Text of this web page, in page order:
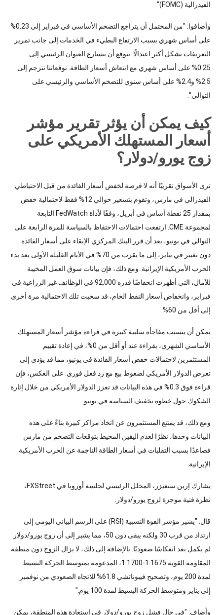
الفيدرالية (FOMC)".
وأضافوا: "من المحتمل أن يتراجع التضخم الأساسي في فبراير إلى 0.23%
على أساس شهري بسبب الارتفاع البطيء في الخدمات إلى جانب تمرير
التعريفات بشكل أكثر اعتدالًا. نتوقع أن يتسارع العنوان الرئيسي إلى
0.25% على أساس شهري مع انتعاش أسعار الطاقة. توقعاتنا تترجم إلى
2.5% و2.4% على أساس سنوي للتضخم الأساسي والرئيسي على
التوالي".
كيف يمكن أن يؤثر تقرير مؤشر
أسعار المستهلك الأمريكي على
زوج يورو/دولار؟
ترى الأسواق تقريبًا أنه لا فرصة لخفض أسعار الفائدة من قبل الاحتياطي
الفيدرالي في مارس، وتقوم بتسعير حوالي 12% فقط لاحتمالية خفض
بمقدار 25 نقطة أساس في أبريل، وفقًا لأداة FedWatch التابعة
لمجموعة CME. ارتفعت احتمالات الاحتفاظ بالسياسة للمرة الرابعة على
التوالي في يونيو، بعد أن قرر البنك المركزي الإبقاء على أسعار الفائدة
دون تغيير في يناير، إلى ما يقرب من 70% في الأيام القليلة الأولى بعد بدء
الحرب الأمريكية الإيرانية. ومع ذلك، فإن بيانات سوق العمل المخيبة
للآمال، التي أظهرت انخفاضًا قدره 92,000 في الوظائف غير الزراعية في
فبراير، وانخفاض أسعار النفط الخام، قد سحبت تلك الاحتمالية مرة أخرى
إلى أقل من 60%.
يمكن أن يتسبب مفاجأة سلبية كبيرة في قراءة مؤشر أسعار المستهلك
الأساسي الشهري، بقراءة عند أو أقل من 0%، في إعادة تقييم
المستثمرين لاحتمالات خفض أسعار الفائدة في يونيو، مما قد يؤدي إلى
تعرض الدولار الأمريكي لضغوط بيع مع رد فعل فوري. على العكس، فإن
قراءة فوق 0.3% في هذه البيانات قد تعزز الدولار الأمريكي من خلال إثارة
الشكوك حول خطوة تخفيف السياسة في يونيو.
ومع ذلك، قد يمتنع المستثمرون عن اتخاذ مراكز كبيرة بناءً على هذه
البيانات وحدها، نظرًا لعدم اليقين المحيط بتوقعات التضخم من مارس
فصاعدًا بسبب التقلبات في أسعار الطاقة الناجمة عن الحرب الأمريكية
الإيرانية.
يشارك إرين سنغيزر، المحلل الرئيسي لجلسة أوروبا في FXStreet،
نظرة فنية موجزة لزوج يورو/دولار.
قال: "يشير مؤشر القوة النسبية (RSI) على الرسم البياني اليومي إلى
ارتداد من قرب 30 ولكنه يبقى دون 50، مما يشير إلى أن زوج يورو/دولار
لم يكمل بعد انعكاسًا صعوديًا. بالإضافة إلى ذلك، لا يزال الزوج دون منطقة
المقاومة القوية 1.1675-1.1700، المدعومة بمتوسط الحركة البسيط
لمدة 200 يوم، وتصحيح فيبوناتشي 61.8% للاتجاه الصعودي من نوفمبر
إلى يناير ومتوسط الحركة البسيط لمدة 100 يوم."
وأضاف: "في حال فشل زوج يورو/دولار في استعادة هذه المنطقة، يمكن